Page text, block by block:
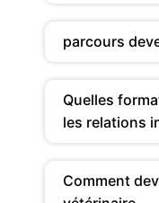
parcours
Quelles
les relations
Comment